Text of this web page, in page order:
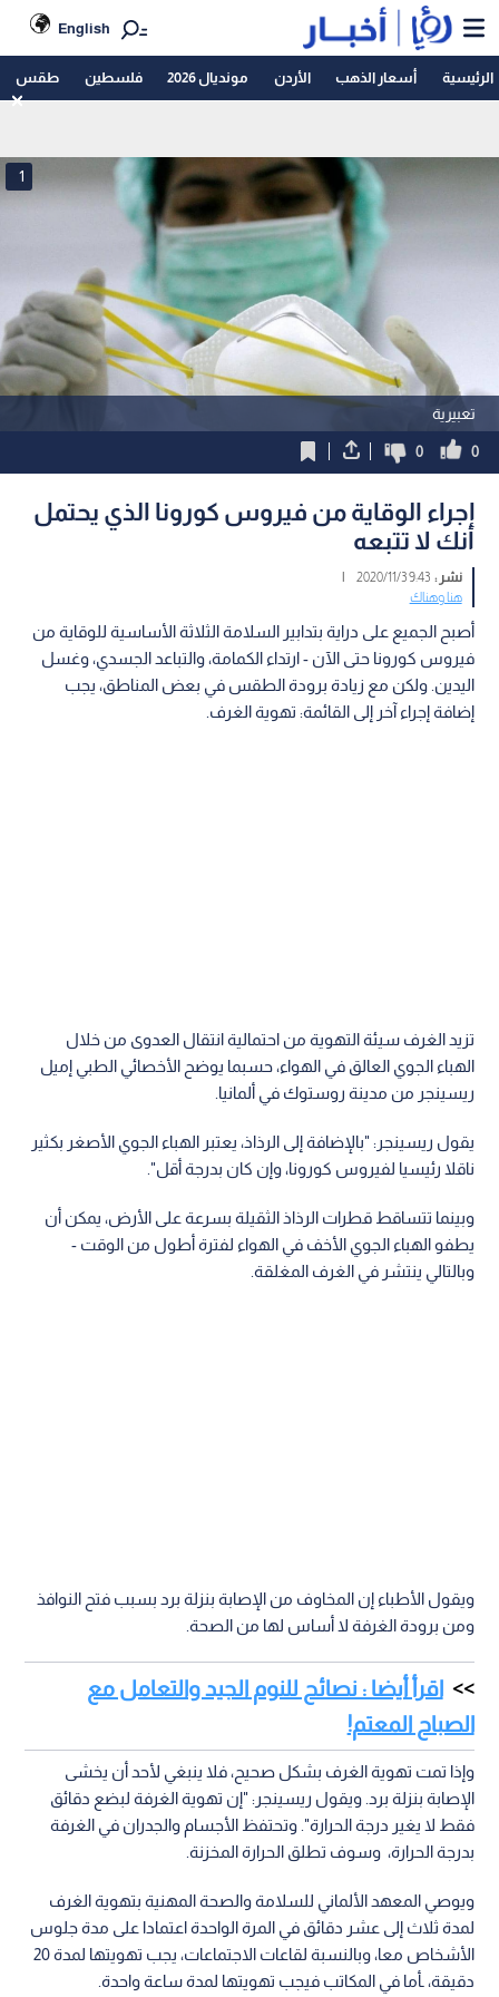
English
الرئيسية أسعار الذهب الأردن مونديال 2026 فلسطين طقس
تعبيرية
1
0
0
إجراء الوقاية من فيروس كورونا الذي يحتمل
أنك لا تتبعه
نشر :9:43 2020/11/3
|
هنا وهناك
أصبح الجميع على دراية بتدابير السلامة الثلاثة الأساسية للوقاية من
فيروس كورونا حتى الآن - ارتداء الكمامة، والتباعد الجسدي، وغسل
اليدين. ولكن مع زيادة برودة الطقس في بعض المناطق، يجب
إضافة إجراء آخر إلى القائمة: تهوية الغرف.
تزيد الغرف سيئة التهوية من احتمالية انتقال العدوى من خلال
الهباء الجوي العالق في الهواء، حسبما يوضح الأخصائي الطبي إميل
ريسينجر من مدينة روستوك في ألمانيا.
يقول ريسينجر: "بالإضافة إلى الرذاذ، يعتبر الهباء الجوي الأصغر بكثير
ناقلا رئيسيا لفيروس كورونا، وإن كان بدرجة أقل".
وبينما تتساقط قطرات الرذاذ الثقيلة بسرعة على الأرض، يمكن أن
يطفو الهباء الجوي الأخف في الهواء لفترة أطول من الوقت -
وبالتالي ينتشر في الغرف المغلقة.
ويقول الأطباء إن المخاوف من الإصابة بنزلة برد بسبب فتح النوافذ
ومن برودة الغرفة لا أساس لها من الصحة.
اقرأ أيضا : نصائح للنوم الجيد والتعامل مع
الصباح المعتم!
وإذا تمت تهوية الغرف بشكل صحيح، فلا ينبغي لأحد أن يخشى
الإصابة بنزلة برد. ويقول ريسينجر: "إن تهوية الغرفة لبضع دقائق
فقط لا يغير درجة الحرارة". وتحتفظ الأجسام والجدران في الغرفة
بدرجة الحرارة، وسوف تطلق الحرارة المخزنة.
ويوصي المعهد الألماني للسلامة والصحة المهنية بتهوية الغرف
لمدة ثلاث إلى عشر دقائق في المرة الواحدة اعتمادا على مدة جلوس
الأشخاص معا، وبالنسبة لقاعات الاجتماعات، يجب تهويتها لمدة 20
دقيقة، ـأما في المكاتب فيجب تهويتها لمدة ساعة واحدة.